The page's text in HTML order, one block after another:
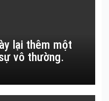
lại thêm một
vô thường.